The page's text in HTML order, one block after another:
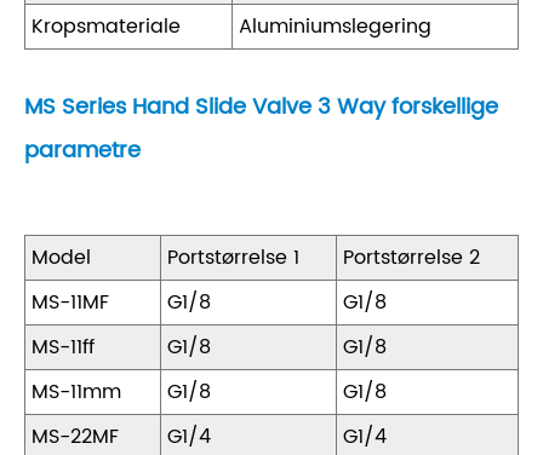
Kropsmateriale
Aluminiumslegering
MS Series Hand Slide Valve 3 Way forskellige
parametre
Model Portstørrelse 1
Portstørrelse 2
MS-11MF
G1/8
G1/8
MS-11ff
G1/8
G1/8
MS-11mm
G1/8
G1/8
MS-22MF
G1/4
G1/4